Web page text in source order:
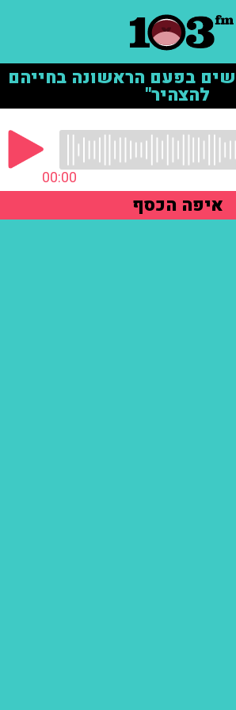
בפעם הראשונה בחייהם
להצהיר"
00:00
איפה הכסף